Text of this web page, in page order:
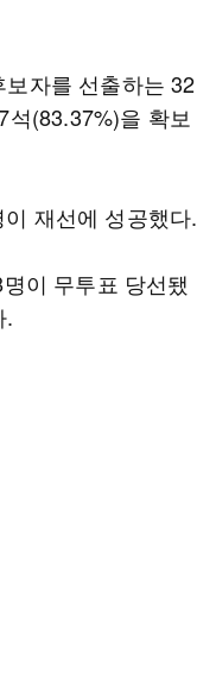
자를 선출하는 32
(83.37%)을 확보
재선에 성공했다.
이 무투표 당선됐
.